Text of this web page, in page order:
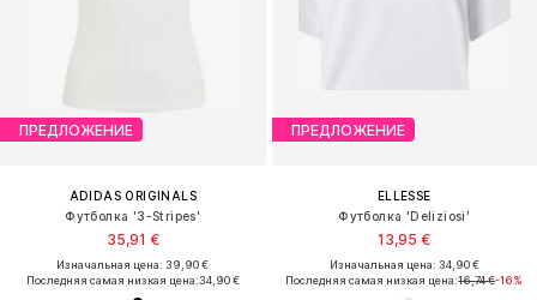
ПРЕДЛОЖЕНИЕ
ADIDAS ORIGINALS
Футболка '3-Stripes'
35,91 €
Изначальная цена: 39,90 €
Последняя самая низкая цена:34,90 €
ПРЕДЛОЖЕНИЕ
ELLESSE
Футболка 'Deliziosi'
13,95 €
Изначальная цена: 34,90 €
Последняя самая низкая цена:16,74 €-16%